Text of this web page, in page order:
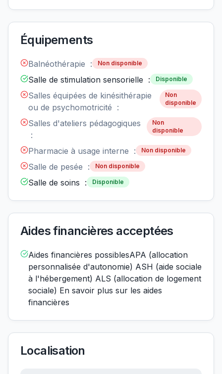
Équipements
Balnéothérapie : Non disponible
Salle de stimulation sensorielle : Disponible
Salles équipées de kinésithérapie
ou de psychomotricité :
Non
disponible
Salles d'ateliers pédagogiques
:
Non
disponible
Pharmacie à usage interne : Non disponible
Salle de pesée : Non disponible
Salle de soins : Disponible
Aides financières acceptées
Aides financières possiblesAPA (allocation
personnalisée d'autonomie) ASH (aide sociale
à l'hébergement) ALS (allocation de logement
sociale) En savoir plus sur les aides
financières
Localisation